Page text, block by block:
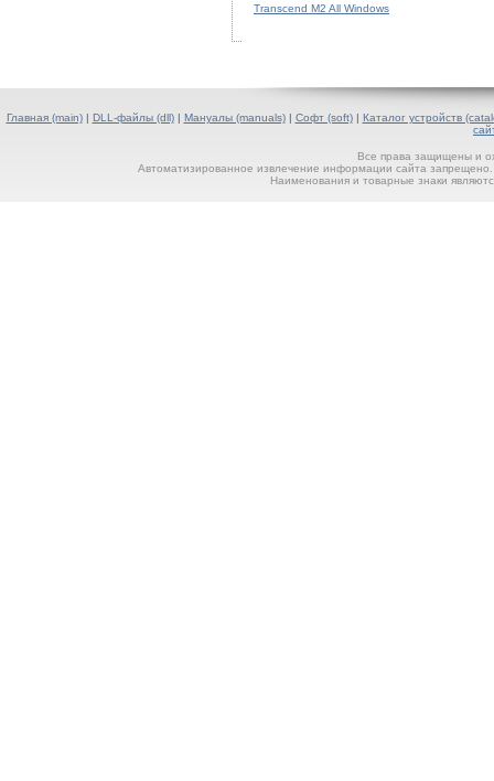
Transcend M2 All Windows
Главная (main)| DLL-файлы (dll)| Мануалы (manuals)| Софт (soft)|
Каталог устройств
Все права защищены и
Автоматизированное извлечение информации сайта
Наименования и товарные знаки